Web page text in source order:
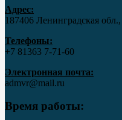
Адрес:
187406 Ленинградская
Телефоны:
+7 81363 7‑71-60
Электронная почта:
admvr@mail.ru
Время работы: